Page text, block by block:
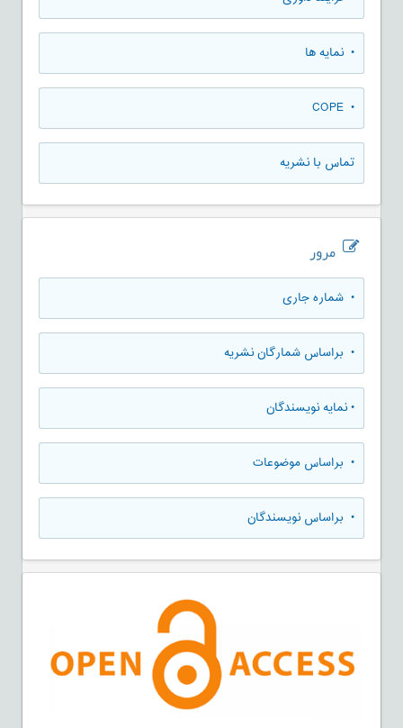
• نمایه ها
• COPE
تماس با نشریه
مرور
• شماره جاری
• براساس شمارگان نشریه
•نمایه نویسندگان
• براساس موضوعات
• براساس نویسندگان